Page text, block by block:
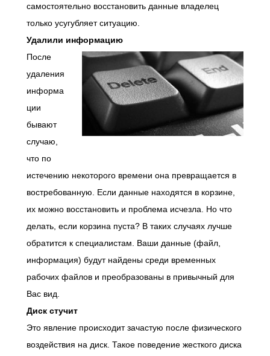
самостоятельно восстановить данные владелец
только усугубляет ситуацию.
Удалили информацию
После
удаления
информа
ции
бывают
случаю,
что по
истечению некоторого времени она превращается в
востребованную. Если данные находятся в корзине,
их можно восстановить и проблема исчезла. Но что
делать, если корзина пуста? В таких случаях лучше
обратится к специалистам. Ваши данные (файл,
информация) будут найдены среди временных
рабочих файлов и преобразованы в привычный для
Вас вид.
Диск стучит
Это явление происходит зачастую после физического
воздействия на диск. Такое поведение жесткого диска